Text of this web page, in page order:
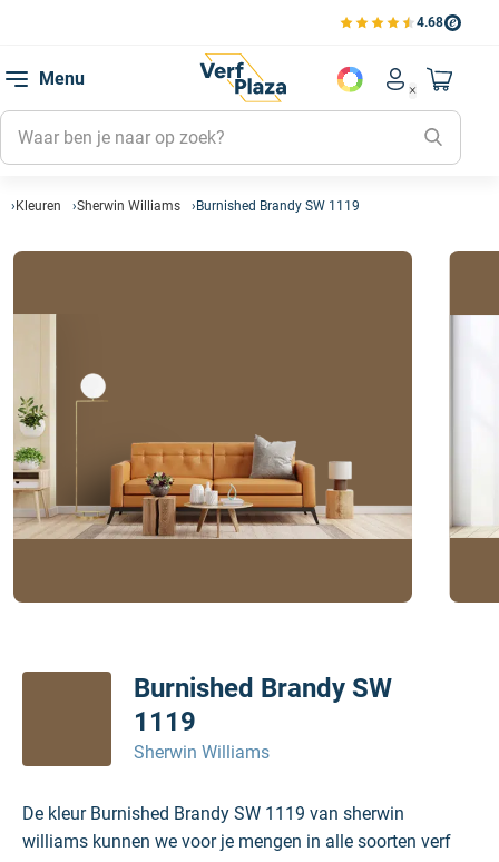
4.68
Bekijk de verfplaza
Menu
Account
Mijn
Mijn
Mijn
Naar
Kleuren Sherwin Williams Burnished Brandy SW 1119
Burnished Brandy SW
1119
Sherwin Williams
De kleur Burnished Brandy SW 1119 van sherwin
williams kunnen we voor je mengen in alle soorten verf